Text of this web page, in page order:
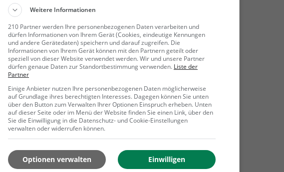
Mehr erfahren
Bücherregal Bad Säckingen
79713 Bad Säckingen
Weitere Informationen
210 Partner werden Ihre personenbezogenen Daten verarbeiten und
dürfen Informationen von Ihrem Gerät (Cookies, eindeutige Kennungen
und andere Gerätedaten) speichern und darauf zugreifen. Die
Informationen von Ihrem Gerät können mit den Partnern geteilt oder
speziell von dieser Website verwendet werden. Wir und unsere Partner
dürfen genaue Daten zur Standortbestimmung verwenden. Liste der
Partner
Einige Anbieter nutzen Ihre personenbezogenen Daten möglicherweise
auf Grundlage ihres berechtigten Interesses. Dagegen können Sie unten
über den Button zum Verwalten Ihrer Optionen Einspruch erheben. Unten
auf dieser Seite oder im Menü der Website finden Sie einen Link, über den
Sie die Einwilligung in die Datenschutz- und Cookie-Einstellungen
verwalten oder widerrufen können.
Einwilligen
Optionen verwalten